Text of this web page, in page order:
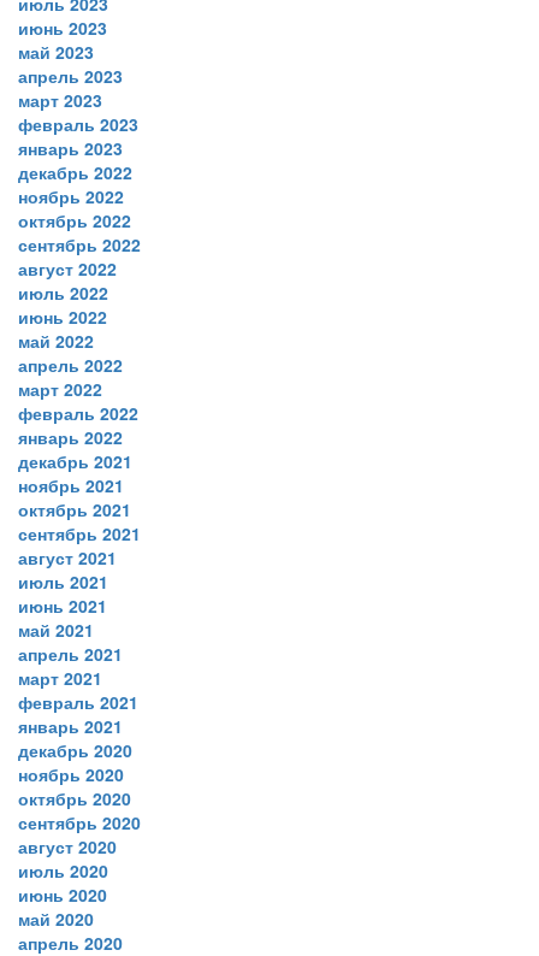
июнь 2023
май 2023
апрель 2023
март 2023
февраль 2023
январь 2023
декабрь 2022
ноябрь 2022
октябрь 2022
сентябрь 2022
август 2022
июль 2022
июнь 2022
май 2022
апрель 2022
март 2022
февраль 2022
январь 2022
декабрь 2021
ноябрь 2021
октябрь 2021
сентябрь 2021
август 2021
июль 2021
июнь 2021
май 2021
апрель 2021
март 2021
февраль 2021
январь 2021
декабрь 2020
ноябрь 2020
октябрь 2020
сентябрь 2020
август 2020
июль 2020
июнь 2020
май 2020
апрель 2020